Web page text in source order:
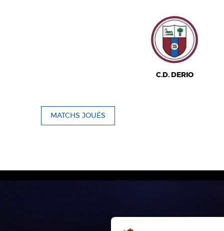
C.D. DERIO
MATCHS JOUÉS